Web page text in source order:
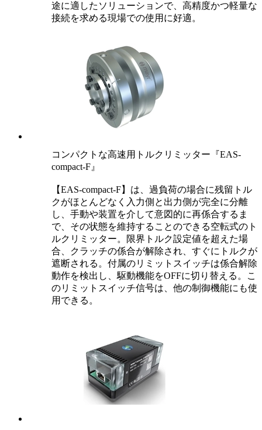
途に適したソリューションで、高精度かつ軽量な
接続を求める現場での使用に好適。
コンパクトな高速用トルクリミッター『EAS-
compact-F』
【EAS-compact-F】は、過負荷の場合に残留トル
クがほとんどなく入力側と出力側が完全に分離
し、手動や装置を介して意図的に再係合するま
で、その状態を維持することのできる空転式のト
ルクリミッター。限界トルク設定値を超えた場
合、クラッチの係合が解除され、すぐにトルクが
遮断される。付属のリミットスイッチは係合解除
動作を検出し、駆動機能をOFFに切り替える。こ
のリミットスイッチ信号は、他の制御機能にも使
用できる。